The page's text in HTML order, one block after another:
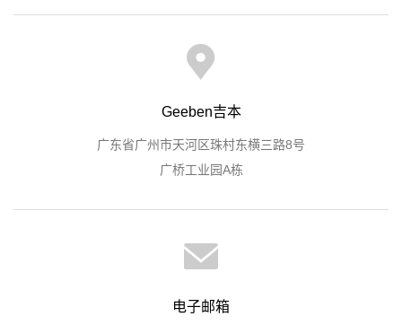
Geeben吉本
广东省广州市天河区珠村东横三路8号
广桥工业园A栋
电子邮箱